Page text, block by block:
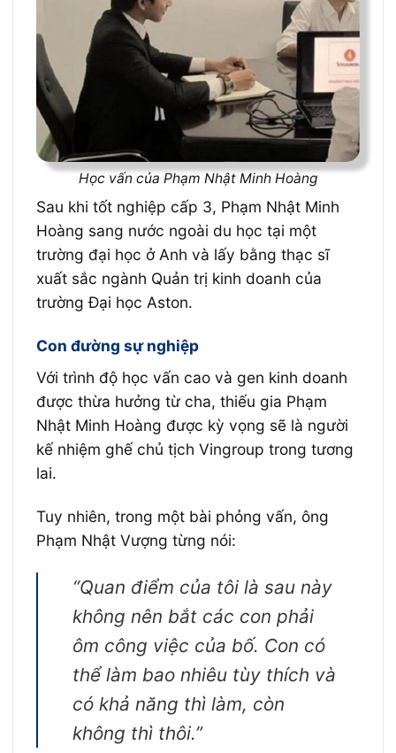
Học vấn của Phạm Nhật Minh Hoàng
Sau khi tốt nghiệp cấp 3, Phạm Nhật Minh
Hoàng sang nước ngoài du học tại một
trường đại học ở Anh và lấy bằng thạc sĩ
xuất sắc ngành Quản trị kinh doanh của
trường Đại học Aston.
Con đường sự nghiệp​
Với trình độ học vấn cao và gen kinh doanh
được thừa hưởng từ cha, thiếu gia Phạm
Nhật Minh Hoàng được kỳ vọng sẽ là người
kế nhiệm ghế chủ tịch Vingroup trong tương
lai.
Tuy nhiên, trong một bài phỏng vấn, ông
Phạm Nhật Vượng từng nói:
“Quan điểm của tôi là sau này
không nên bắt các con phải
ôm công việc của bố. Con có
thể làm bao nhiêu tùy thích và
có khả năng thì làm, còn
không thì thôi.”